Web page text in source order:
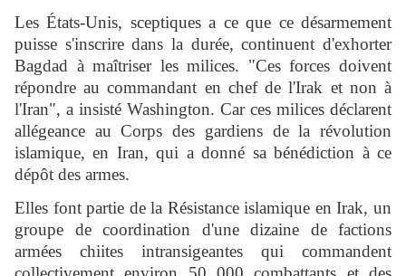
Les États-Unis, sceptiques a ce que ce désarmement
puisse s'inscrire dans la durée, continuent d'exhorter
Bagdad à maîtriser les milices. "Ces forces doivent
répondre au commandant en chef de l'Irak et non à
l'Iran", a insisté Washington. Car ces milices déclarent
allégeance au Corps des gardiens de la révolution
islamique, en Iran, qui a donné sa bénédiction à ce
dépôt des armes.
Elles font partie de la Résistance islamique en Irak, un
groupe de coordination d'une dizaine de factions
armées chiites intransigeantes qui commandent